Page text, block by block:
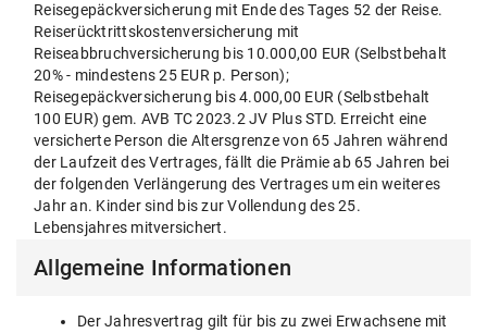
Reisegepäckversicherung mit Ende des Tages 52 der Reise.
Reiserücktrittskostenversicherung mit
Reiseabbruchversicherung bis 10.000,00 EUR (Selbstbehalt
20% - mindestens 25 EUR p. Person);
Reisegepäckversicherung bis 4.000,00 EUR (Selbstbehalt
100 EUR) gem. AVB TC 2023.2 JV Plus STD. Erreicht eine
versicherte Person die Altersgrenze von 65 Jahren während
der Laufzeit des Vertrages, fällt die Prämie ab 65 Jahren bei
der folgenden Verlängerung des Vertrages um ein weiteres
Jahr an. Kinder sind bis zur Vollendung des 25.
Lebensjahres mitversichert.
Allgemeine Informationen
Der Jahresvertrag gilt für bis zu zwei Erwachsene mit